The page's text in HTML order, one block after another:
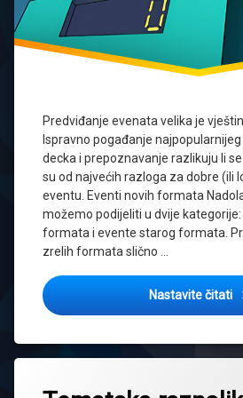
Predviđanje evenata velika je
Ispravno pogađanje
decka i prepoznavanje razlikuju li
su od najvećih razloga za dobre (ili
eventu. Eventi novih formata
možemo podijeliti u dvije
formata i evente starog formata.
zrelih formata slično …
Nastavite čitati